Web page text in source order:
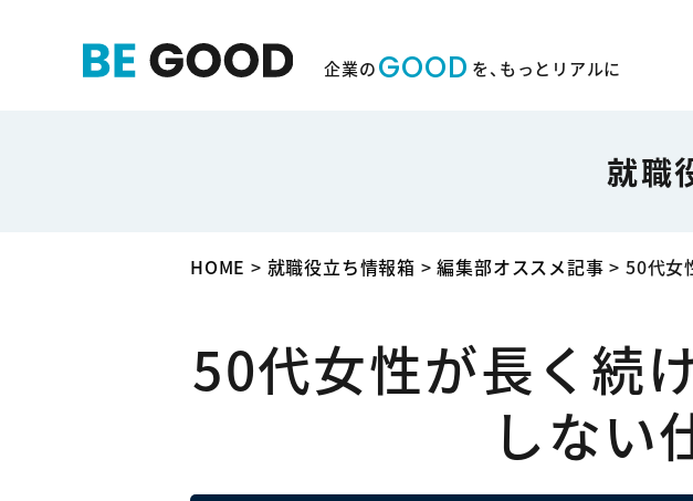
企業のGOOD を、もっとリアルに
就職
HOME > 就職役立ち情報箱 >編集部オススメ記事 >50代女
50代女性が長く続
しない